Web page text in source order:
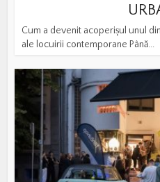
Cum a devenit acoperișul unul
ale locuirii contemporane Până...